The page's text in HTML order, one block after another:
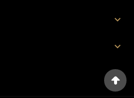


